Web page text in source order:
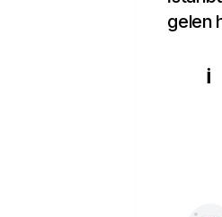
gelen
İ